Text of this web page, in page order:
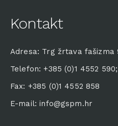
Kontakt
Adresa: Trg žrtava fašizma
Telefon: +385 (0)1 4552
Fax: +385 (0)1 4552 858
E-mail: info@gspm.hr